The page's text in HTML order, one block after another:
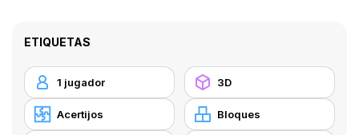
ETIQUETAS
1 jugador 3D
Acertijos Bloques